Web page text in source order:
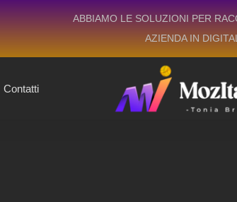
ABBIAMO LE SOLUZIONI PER
AZIENDA IN
Contatti